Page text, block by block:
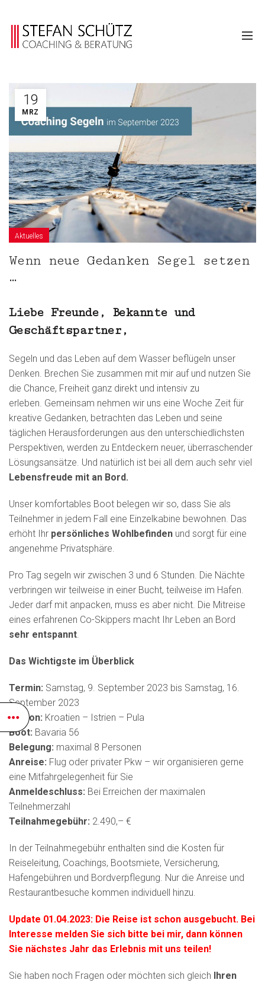
19
MRZ
Aktuelles
Wenn neue Gedanken Segel setzen
…
Liebe Freunde, Bekannte und
Geschäftspartner,
Segeln und das Leben auf dem Wasser beflügeln unser
Denken. Brechen Sie zusammen mit mir auf und nutzen Sie
die Chance, Freiheit ganz direkt und intensiv zu
erleben. Gemeinsam nehmen wir uns eine Woche Zeit für
kreative Gedanken, betrachten das Leben und seine
täglichen Herausforderungen aus den unterschiedlichsten
Perspektiven, werden zu Entdeckern neuer, überraschender
Lösungsansätze. Und natürlich ist bei all dem auch sehr viel
Lebensfreude mit an Bord.
Unser komfortables Boot belegen wir so, dass Sie als
Teilnehmer in jedem Fall eine Einzelkabine bewohnen. Das
erhöht Ihr persönliches Wohlbefinden und sorgt für eine
angenehme Privatsphäre.
Pro Tag segeln wir zwischen 3 und 6 Stunden. Die Nächte
verbringen wir teilweise in einer Bucht, teilweise im Hafen.
Jeder darf mit anpacken, muss es aber nicht. Die Mitreise
eines erfahrenen Co-Skippers macht Ihr Leben an Bord
sehr entspannt.
Das Wichtigste im Überblick
Termin: Samstag, 9. September 2023 bis Samstag, 16.
September 2023
Region: Kroatien – Istrien – Pula
Boot: Bavaria 56
Belegung: maximal 8 Personen
Anreise: Flug oder privater Pkw – wir organisieren gerne
eine Mitfahrgelegenheit für Sie
Anmeldeschluss: Bei Erreichen der maximalen
Teilnehmerzahl
Teilnahmegebühr: 2.490,– €
In der Teilnahmegebühr enthalten sind die Kosten für
Reiseleitung, Coachings, Bootsmiete, Versicherung,
Hafengebühren und Bordverpflegung. Nur die Anreise und
Restaurantbesuche kommen individuell hinzu.
Update 01.04.2023: Die Reise ist schon ausgebucht. Bei
Interesse melden Sie sich bitte bei mir, dann können
Sie nächstes Jahr das Erlebnis mit uns teilen!
Sie haben noch Fragen oder möchten sich gleich Ihren